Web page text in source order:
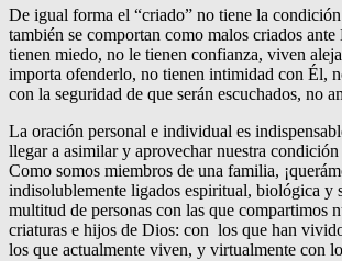
De igual forma el “criado” no tiene la
también se comportan como malos criados
tienen miedo, no le tienen confianza, viven
importa ofenderlo, no tienen intimidad con Él,
con la seguridad de que serán escuchados, no
La oración personal e individual es
llegar a asimilar y aprovechar nuestra
Como somos miembros de una familia,
indisolublemente ligados espiritual, biológica y
multitud de personas con las que compartimos
criaturas e hijos de Dios: con los que han
los que actualmente viven, y virtualmente con